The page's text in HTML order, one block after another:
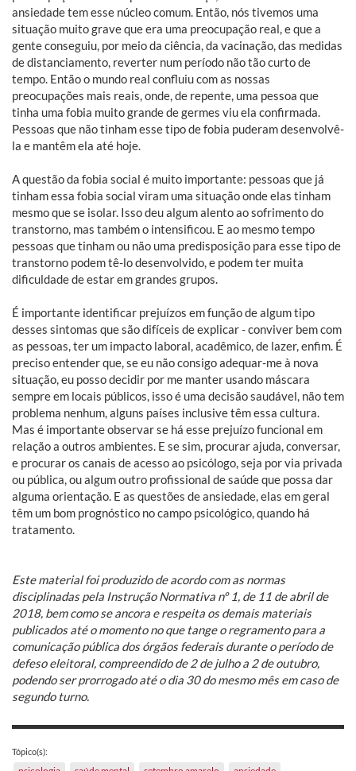
ansiedade tem esse núcleo comum. Então, nós tivemos uma
situação muito grave que era uma preocupação real, e que a
gente conseguiu, por meio da ciência, da vacinação, das medidas
de distanciamento, reverter num período não tão curto de
tempo. Então o mundo real confluiu com as nossas
preocupações mais reais, onde, de repente, uma pessoa que
tinha uma fobia muito grande de germes viu ela confirmada.
Pessoas que não tinham esse tipo de fobia puderam desenvolvê-
la e mantêm ela até hoje.
A questão da fobia social é muito importante: pessoas que já
tinham essa fobia social viram uma situação onde elas tinham
mesmo que se isolar. Isso deu algum alento ao sofrimento do
transtorno, mas também o intensificou. E ao mesmo tempo
pessoas que tinham ou não uma predisposição para esse tipo de
transtorno podem tê-lo desenvolvido, e podem ter muita
dificuldade de estar em grandes grupos.
É importante identificar prejuízos em função de algum tipo
desses sintomas que são difíceis de explicar - conviver bem com
as pessoas, ter um impacto laboral, acadêmico, de lazer, enfim. É
preciso entender que, se eu não consigo adequar-me à nova
situação, eu posso decidir por me manter usando máscara
sempre em locais públicos, isso é uma decisão saudável, não tem
problema nenhum, alguns países inclusive têm essa cultura.
Mas é importante observar se há esse prejuízo funcional em
relação a outros ambientes. E se sim, procurar ajuda, conversar,
e procurar os canais de acesso ao psicólogo, seja por via privada
ou pública, ou algum outro profissional de saúde que possa dar
alguma orientação. E as questões de ansiedade, elas em geral
têm um bom prognóstico no campo psicológico, quando há
tratamento.
Este material foi produzido de acordo com as normas
disciplinadas pela Instrução Normativa nº 1, de 11 de abril de
2018, bem como se ancora e respeita os demais materiais
publicados até o momento no que tange o regramento para a
comunicação pública dos órgãos federais durante o período de
defeso eleitoral, compreendido de 2 de julho a 2 de outubro,
podendo ser prorrogado até o dia 30 do mesmo mês em caso de
segundo turno.
Tópico(s):